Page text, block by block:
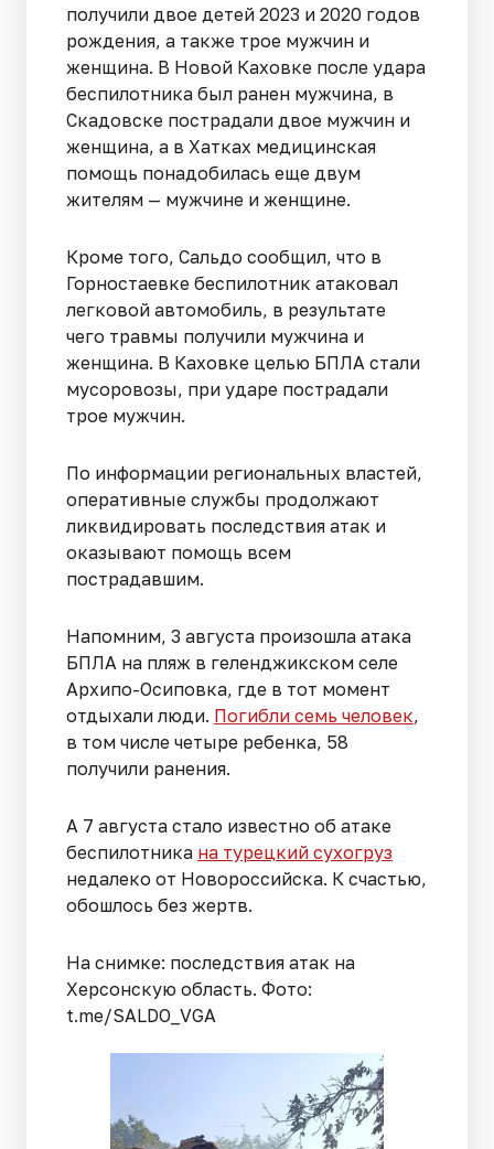
получили двое детей 2023 и 2020 годов
рождения, а также трое мужчин и
женщина. В Новой Каховке после удара
беспилотника был ранен мужчина, в
Скадовске пострадали двое мужчин и
женщина, а в Хатках медицинская
помощь понадобилась еще двум
жителям — мужчине и женщине.
Кроме того, Сальдо сообщил, что в
Горностаевке беспилотник атаковал
легковой автомобиль, в результате
чего травмы получили мужчина и
женщина. В Каховке целью БПЛА стали
мусоровозы, при ударе пострадали
трое мужчин.
По информации региональных властей,
оперативные службы продолжают
ликвидировать последствия атак и
оказывают помощь всем
пострадавшим.
Напомним, 3 августа произошла атака
БПЛА на пляж в геленджикском селе
Архипо-Осиповка, где в тот момент
отдыхали люди. Погибли семь человек,
в том числе четыре ребенка, 58
получили ранения.
А 7 августа стало известно об атаке
беспилотника на турецкий сухогруз
недалеко от Новороссийска. К счастью,
обошлось без жертв.
На снимке: последствия атак на
Херсонскую область. Фото:
t.me/SALDO_VGA